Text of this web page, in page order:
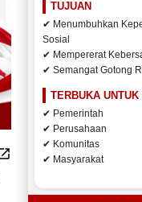
TUJUAN
✔ Menumbuhkan
Sosial
✔ Mempererat
✔ Semangat Gotong
TERBUKA UNTUK
✔ Pemerintah
✔ Perusahaan
✔ Komunitas
✔ Masyarakat